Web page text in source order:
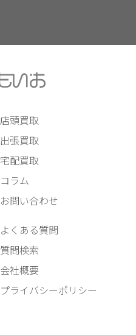
店頭買取
出張買取
宅配買取
コラム
お問い合わせ
よくある質問
質問検索
会社概要
プライバシーポリシー